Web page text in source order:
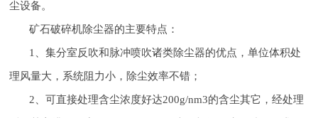
尘设备。
矿石破碎机除尘器的主要特点：
1、集分室反吹和脉冲喷吹诸类除尘器的优点，单位体积处
理风量大，系统阻力小，除尘效率不错；
2、可直接处理含尘浓度好达200g/nm3的含尘其它，经处理